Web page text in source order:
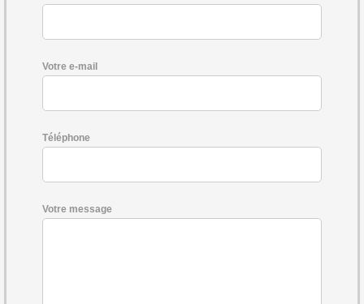
Votre e-mail
Téléphone
Votre message